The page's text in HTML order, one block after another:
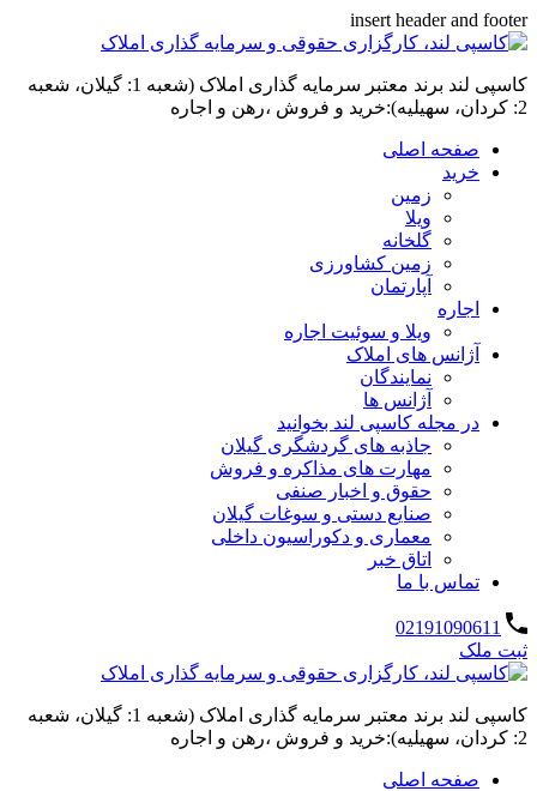
insert header and footer
کاسپی لند برند معتبر سرمایه گذاری املاک (شعبه 1: گیلان، شعبه
2: کردان، سهیلیه):خرید و فروش ،رهن و اجاره
صفحه اصلی
خرید
زمین
ویلا
گلخانه
زمین کشاورزی
آپارتمان
اجاره
ویلا و سوئیت اجاره
آژانس های املاک
نمایندگان
آژانس ها
در مجله کاسپی لند بخوانید
جاذبه های گردشگری گیلان
مهارت های مذاکره و فروش
حقوق و اخبار صنفی
صنایع دستی و سوغات گیلان
معماری و دکوراسیون داخلی
اتاق خبر
تماس با ما
02191090611
ثبت ملک
کاسپی لند برند معتبر سرمایه گذاری املاک (شعبه 1: گیلان، شعبه
2: کردان، سهیلیه):خرید و فروش ،رهن و اجاره
صفحه اصلی